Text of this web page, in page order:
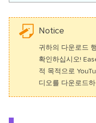
Notice
귀하의 다운로드
확인하십시오!
적 목적으로
디오를 다운로드